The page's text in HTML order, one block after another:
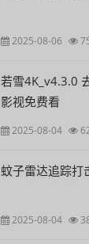
2025-08-06
若雪4K_v4.3.0
影视免费看
2025-08-04
蚊子雷达追踪打
2025-08-04